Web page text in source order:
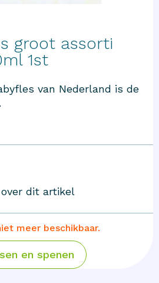
groot assorti
1st
van Nederland is de
dit artikel
meer beschikbaar.
en spenen